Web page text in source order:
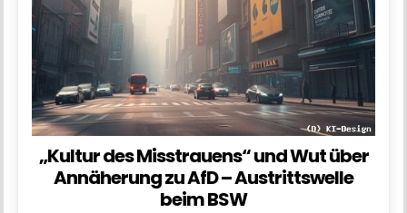
„Kultur des Misstrauens“ und Wut über
Annäherung zu AfD – Austrittswelle
beim BSW